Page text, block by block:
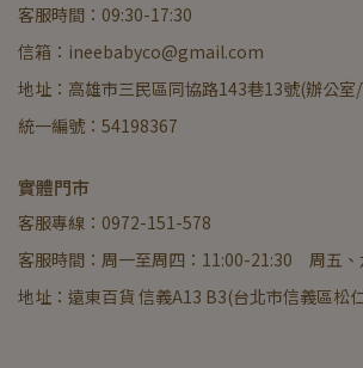
客服時間：09:30-17:30
信箱：ineebabyco@gmail.com
地址：高雄市三民區同協路143巷13號(辦公室
統一編號：54198367
實體門市
客服專線：0972-151-578
客服時間：周一至周四：11:00-21:30 周五
地址：遠東百貨 信義A13 B3(台北市信義區松